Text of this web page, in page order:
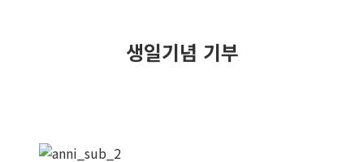
생일기념 기부